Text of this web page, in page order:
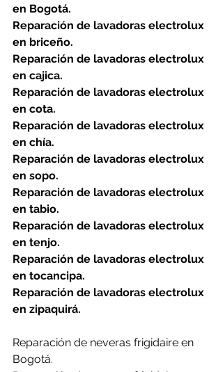
en Bogotá.
Reparación de lavadoras electrolux
en briceño.
Reparación de lavadoras electrolux
en cajica.
Reparación de lavadoras electrolux
en cota.
Reparación de lavadoras electrolux
en chía.
Reparación de lavadoras electrolux
en sopo.
Reparación de lavadoras electrolux
en tabio.
Reparación de lavadoras electrolux
en tenjo.
Reparación de lavadoras electrolux
en tocancipa.
Reparación de lavadoras electrolux
en zipaquirá.
Reparación de neveras frigidaire en
Bogotá.